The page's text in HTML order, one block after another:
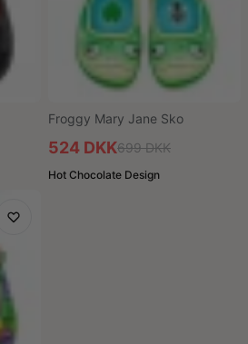
Froggy Mary Jane Sko
524 DKK699 DKK
Hot Chocolate Design